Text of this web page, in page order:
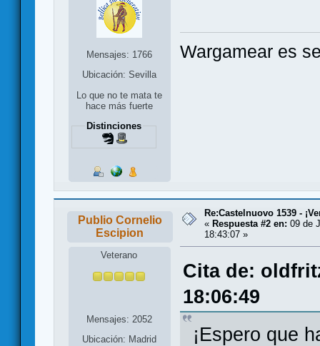
Mensajes: 1766
Ubicación: Sevilla
Lo que no te mata te
hace más fuerte
Distinciones
Wargamear es
Publio Cornelio
Escipion
Veterano
Mensajes: 2052
Ubicación: Madrid
Re:Castelnuovo 1539 -
« Respuesta #2 en: 09 de
18:43:07 »
Cita de:
18:06:49
¡Espero que